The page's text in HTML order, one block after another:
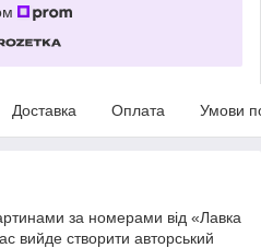
Доставка Оплата Умови
за номерами від «Лавка
вийде створити авторський